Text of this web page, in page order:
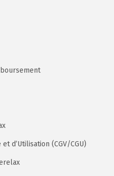
d’Utilisation (CGV/CGU)